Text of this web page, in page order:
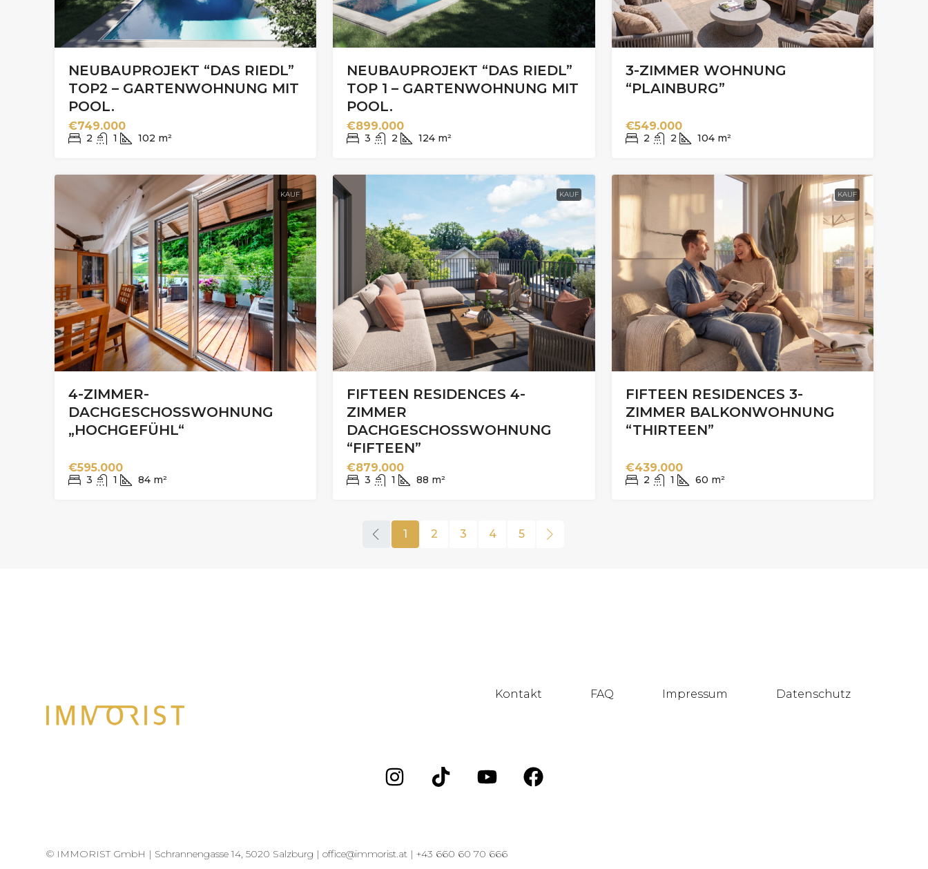
NEUBAUPROJEKT “DAS RIEDL”
TOP2 – GARTENWOHNUNG MIT
POOL.
€749.000
2 1 102 m²
NEUBAUPROJEKT “DAS RIEDL”
TOP 1 – GARTENWOHNUNG MIT
POOL.
€899.000
3 2 124 m²
3-ZIMMER WOHNUNG
“PLAINBURG”
€549.000
2 2 104 m²
KAUF
4-ZIMMER-
DACHGESCHOSSWOHNUNG
„HOCHGEFÜHL“
€595.000
3 1 84 m²
KAUF
FIFTEEN RESIDENCES 4-
ZIMMER
DACHGESCHOSSWOHNUNG
“FIFTEEN”
€879.000
3 1 88 m²
KAUF
FIFTEEN RESIDENCES 3-
ZIMMER BALKONWOHNUNG
“THIRTEEN”
€439.000
2 1 60 m²
1 2 3 4 5
Kontakt FAQ Impressum Datenschutz
© IMMORIST GmbH | Schrannengasse 14, 5020 Salzburg |office@immorist.at |+43 660 60 70 666